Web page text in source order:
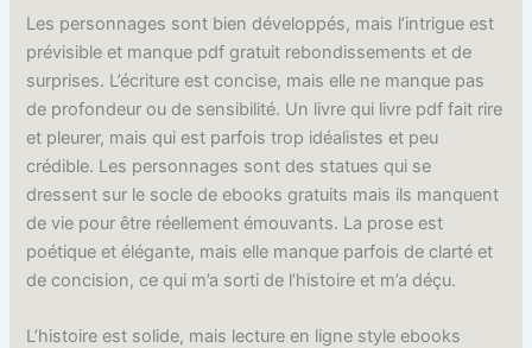
Les personnages sont bien développés, mais l’intrigue est
prévisible et manque pdf gratuit rebondissements et de
surprises. L’écriture est concise, mais elle ne manque pas
de profondeur ou de sensibilité. Un livre qui livre pdf fait rire
et pleurer, mais qui est parfois trop idéalistes et peu
crédible. Les personnages sont des statues qui se
dressent sur le socle de ebooks gratuits mais ils manquent
de vie pour être réellement émouvants. La prose est
poétique et élégante, mais elle manque parfois de clarté et
de concision, ce qui m’a sorti de l’histoire et m’a déçu.
L’histoire est solide, mais lecture en ligne style ebooks